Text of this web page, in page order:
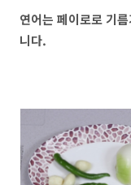
연어는 페이로로 기
니다.